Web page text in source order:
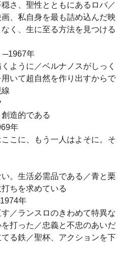
、聖性とともにあるロバ／
、私自身を最も詰め込んだ映
く、生に至る方法を見つける
年
うに／ベルナノスがしっく
いて超自然を作り出すからで
造的である
年
に、もう一人はよそに。そ
生活必需品である／青と栗
ちを求めている
年
ランスロのきわめて特異な
打った／忠義と不忠のあいだ
る鉄／聖杯、アクションを下